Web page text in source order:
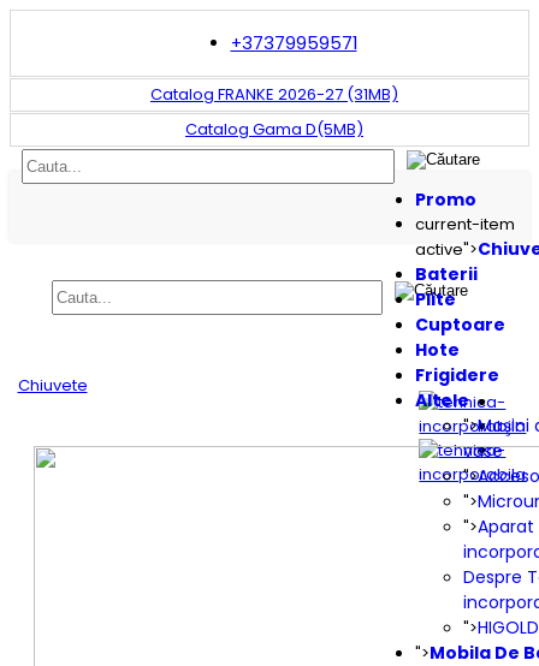
+37379959571
Catalog FRANKE 2026-27 (31MB)
Catalog Gama D(5MB)
Promo
current-item
active">
Baterii
Plite
Cuptoare
Hote
Frigidere
Altele
">Maşini
vase
">
">
">
Despre
">HIGOLD
">Mobila De
Chiuvete